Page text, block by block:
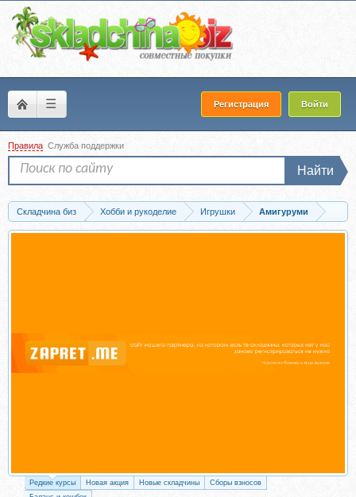
☰ Регистрация Войти
Правила Служба поддержки
Найти
Складчина биз Хобби и рукоделие Игрушки
Амигуруми
Скачать Семейка львов (Мария Боровая)
Редкие курсы Новая акция Новые складчины
Сборы взносов